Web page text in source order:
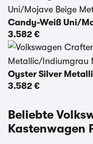
Candy-Weiß Uni/
3.582 €
Oyster Silver
3.582 €
Beliebte
Kastenwagen